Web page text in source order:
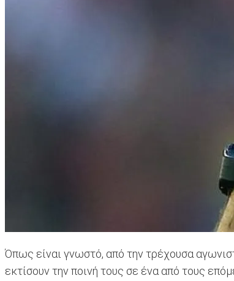
Όπως είναι γνωστό, από την τρέχουσα
εκτίσουν την ποινή τους σε ένα από τους